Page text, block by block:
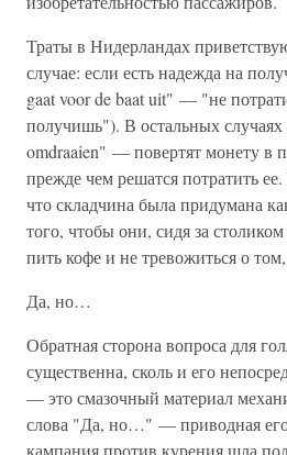
Траты в Нидерландах
случае: если есть надежда на
gaat voor de baat uit" — "не
получишь"). В остальных случаях
omdraaien" — повертят монету в
прежде чем решатся потратить
что складчина была придумана
того, чтобы они, сидя за
пить кофе и не тревожиться о
Да, но…
Обратная сторона вопроса для
существенна, сколь и его
— это смазочный материал
слова "Да, но…" — приводная
кампания против курения шла